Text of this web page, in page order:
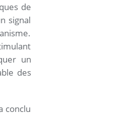
de
signal
un
des
conclu